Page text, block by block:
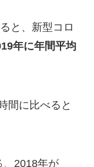
と、新型コロ
年に年間平均
間に比べると
、2018年が